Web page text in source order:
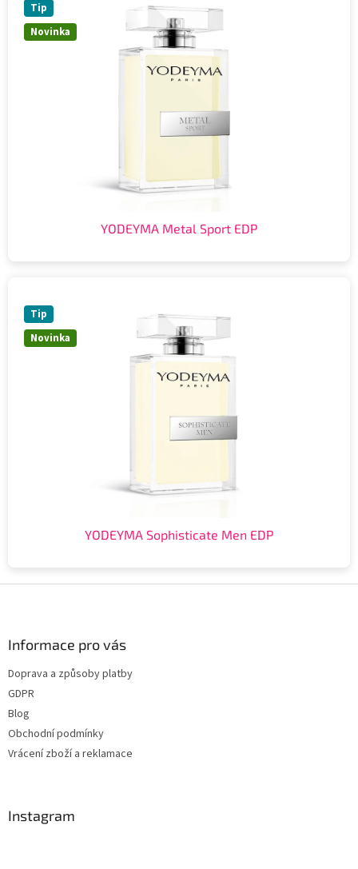
Novinka
Tip
YODEYMA Metal Sport EDP
Novinka
Tip
YODEYMA Sophisticate Men EDP
Informace pro vás
Doprava a způsoby platby
GDPR
Blog
Obchodní podmínky
Vrácení zboží a reklamace
Instagram